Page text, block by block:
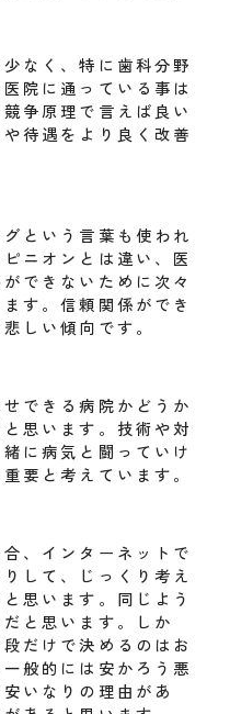
なく、特に歯科分野
院に通っている事は
争原理で言えば良い
待遇をより良く改善
という言葉も使われ
ニオンとは違い、医
できないために次々
す。信頼関係ができ
しい傾向です。
できる病院かどうか
思います。技術や対
に病気と闘っていけ
要と考えています。
、インターネットで
して、じっくり考え
思います。同じよう
と思います。しか
だけで決めるのはお
般的には安かろう悪
いなりの理由があ